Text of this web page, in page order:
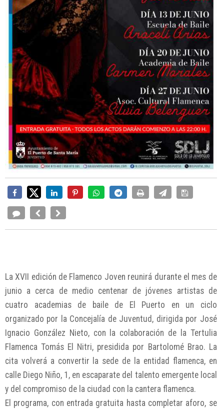
La XVII edición de Flamenco Joven reunirá durante el mes de
junio a cerca de medio centenar de jóvenes artistas de
cuatro academias de baile de El Puerto en un ciclo
organizado por la Concejalía de Juventud, dirigida por José
Ignacio González Nieto, con la colaboración de la Tertulia
Flamenca Tomás El Nitri, presidida por Bartolomé Brao. La
cita volverá a convertir la sede de la entidad flamenca, en
calle Diego Niño, 1, en escaparate del talento emergente local
y del compromiso de la ciudad con la cantera flamenca.
El programa, con entrada gratuita hasta completar aforo, se